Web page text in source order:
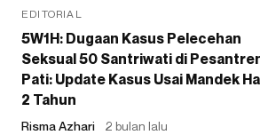
EDITORIAL
5W1H: Dugaan Kasus Pelecehan
Seksual 50 Santriwati di
Pati: Update Kasus Usai Mandek
2 Tahun
Risma Azhari 2 bulan lalu